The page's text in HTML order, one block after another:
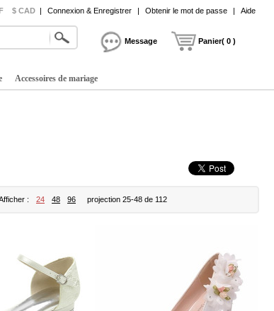
$ CAD | Connexion & Enregistrer | Obtenir le mot de passe | Aide
Message Panier( 0 )
Accessoires de mariage
: 24 48 96 projection 25-48 de 112